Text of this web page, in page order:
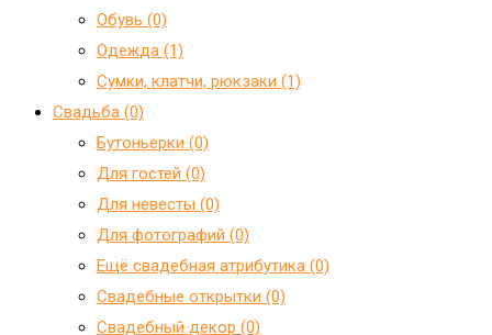
Обувь (0)
Одежда (1)
Сумки, клатчи, рюкзаки (1)
Свадьба (0)
Бутоньерки (0)
Для гостей (0)
Для невесты (0)
Для фотографий (0)
Ещё свадебная атрибутика (0)
Свадебные открытки (0)
Свадебный декор (0)